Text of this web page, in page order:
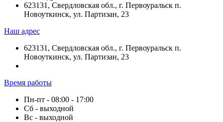
623131, Свердловская обл., г. Первоуральск п.
Новоуткинск, ул. Партизан, 23
Наш адрес
623131, Свердловская обл., г. Первоуральск п.
Новоуткинск, ул. Партизан, 23
Время работы
Пн-пт - 08:00 - 17:00
Сб - выходной
Вс - выходной